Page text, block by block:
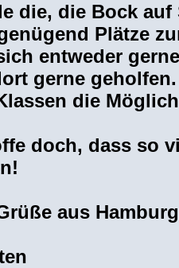
die, die Bock
Plätze
entweder
gerne
die
doch, dass so
aus Hamburg